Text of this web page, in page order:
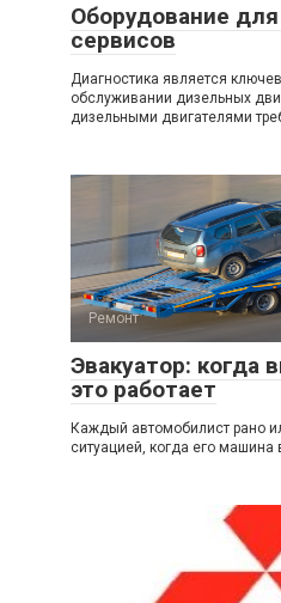
Оборудование
сервисов
Диагностика является
обслуживании дизельных
дизельными двигателями
Ремонт
Эвакуатор: когда
это работает
Каждый автомобилист рано
ситуацией, когда его машина